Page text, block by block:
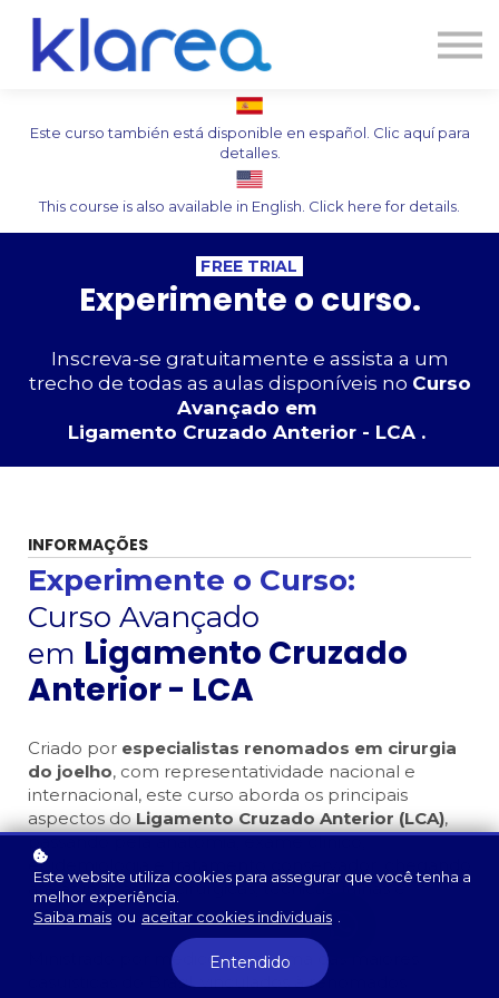
Contato
Cursos
Este curso también está disponible en español. Clic aquí para
detalles.
This course is also available in English. Click here for details.
FREE TRIAL
Experimente o curso.
Inscreva-se gratuitamente e assista a um
trecho de todas as aulas disponíveis no Curso
Avançado em
Ligamento Cruzado Anterior - LCA .
INFORMAÇÕES
Experimente o Curso:
Curso Avançado
em Ligamento Cruzado
Anterior - LCA
Criado por especialistas renomados em cirurgia
do joelho, com representatividade nacional e
internacional, este curso aborda os principais
aspectos doLigamento Cruzado Anterior (LCA),
passando pela anatomia, exame clínico,
epidemiologia e tratamento conservador, chegando
até as indicações cirúrgicas, técnicas, falhas e
revisão.
Ministrado por médicos com uma das maiores
casuísticas do Brasil, vinculados à renomados
Este website utiliza cookies para assegurar que você tenha a
melhor experiência.
Saiba mais ou aceitar cookies individuais
Entendido